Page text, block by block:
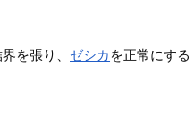
を張り、 ゼシカ を正常にする